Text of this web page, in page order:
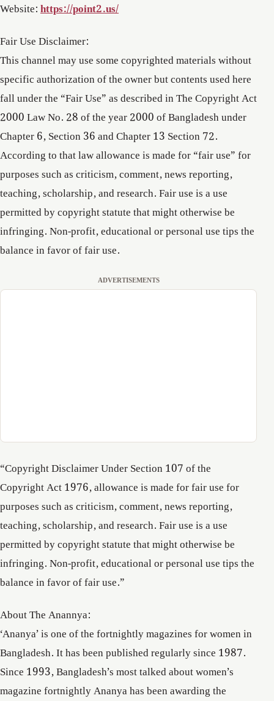
Website:https://point2.us/
Fair Use Disclaimer:
This channel may use some copyrighted materials without
specific authorization of the owner but contents used here
fall under the “Fair Use” as described in The Copyright Act
2000 Law No. 28 of the year 2000 of Bangladesh under
Chapter 6, Section 36 and Chapter 13 Section 72.
According to that law allowance is made for “fair use” for
purposes such as criticism, comment, news reporting,
teaching, scholarship, and research. Fair use is a use
permitted by copyright statute that might otherwise be
infringing. Non-profit, educational or personal use tips the
balance in favor of fair use.
ADVERTISEMENTS
“Copyright Disclaimer Under Section 107 of the
Copyright Act 1976, allowance is made for fair use for
purposes such as criticism, comment, news reporting,
teaching, scholarship, and research. Fair use is a use
permitted by copyright statute that might otherwise be
infringing. Non-profit, educational or personal use tips the
balance in favor of fair use.”
About The Anannya:
‘Ananya’ is one of the fortnightly magazines for women in
Bangladesh. It has been published regularly since 1987.
Since 1993, Bangladesh’s most talked about women’s
magazine fortnightly Ananya has been awarding the